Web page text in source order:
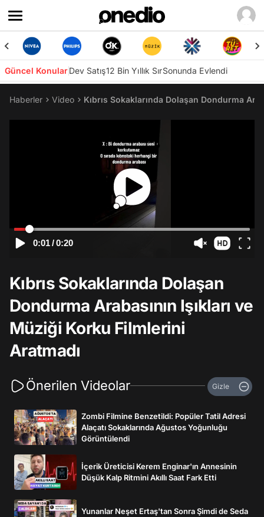
Güncel KonularDev Satış12 Bin Yıllık SırSonunda Evlendi
Haberler Video Kıbrıs Sokaklarında Dolaşan Dondurma
0:01/0:20
Kıbrıs Sokaklarında Dolaşan
Dondurma Arabasının Işıkları ve
Müziği Korku Filmlerini
Aratmadı
Önerilen Videolar Gizle
Zombi Filmine Benzetildi: Popüler Tatil Adresi
Alaçatı Sokaklarında Ağustos Yoğunluğu
Görüntülendi
İçerik Üreticisi Kerem Enginar'ın Annesinin
Düşük Kalp Ritmini Akıllı Saat Fark Etti
Yunanlar Neşet Ertaş'tan Sonra Şimdi de Seda